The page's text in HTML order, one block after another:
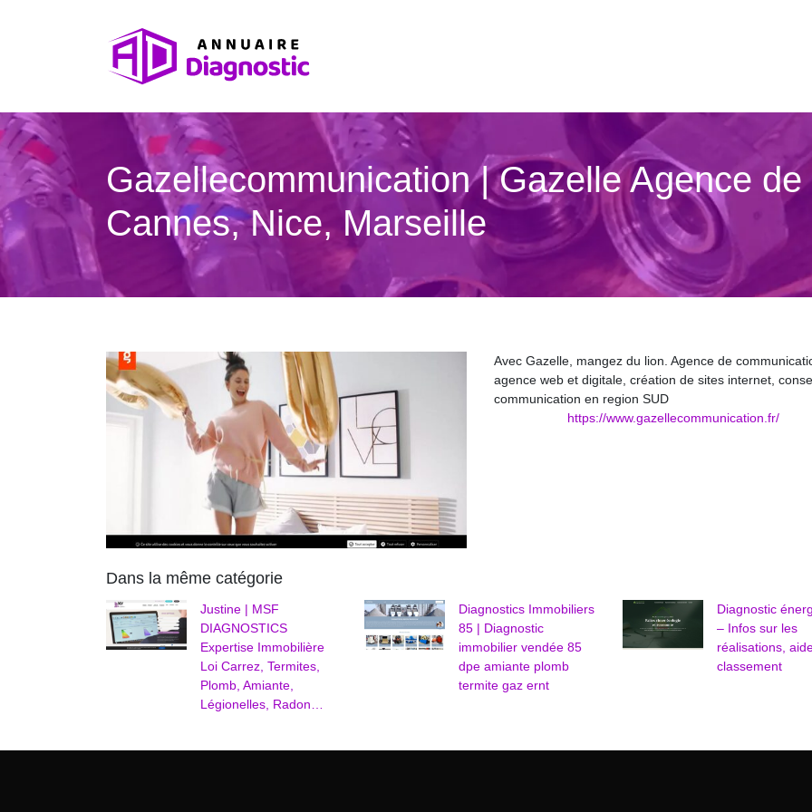
Gazellecommunication | Gazelle Agence
Cannes, Nice, Marseille
Avec Gazelle, mangez du lion. Agence de
agence web et digitale, création de sites internet,
communication en region SUD
https://www.gazellecommunication.fr/
Dans la même catégorie
Justine | MSF
DIAGNOSTICS
Expertise Immobilière
Loi Carrez, Termites,
Plomb, Amiante,
Légionelles, Radon…
Diagnostics Immobiliers
85 | Diagnostic
immobilier vendée 85
dpe amiante plomb
termite gaz ernt
Diagnostic
– Infos sur les
réalisations,
classement